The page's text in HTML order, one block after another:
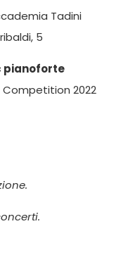
Tadini
5
pianoforte
2022